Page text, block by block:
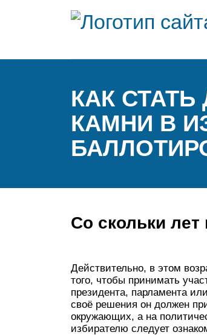
КАК
КАМНИ В
Со скольки
Действительно, в этом
того, чтобы принимать
президента, парламента
своё решения он должен
окружающих, а на
избирателю следует